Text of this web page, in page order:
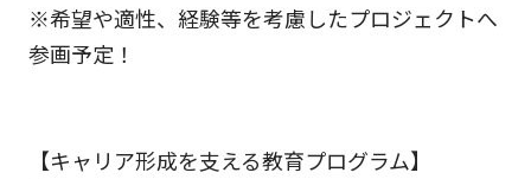
※希望や適性、経験等を考慮したプロジェクトへ
参画予定！
【キャリア形成を支える教育プログラム】